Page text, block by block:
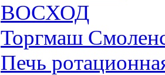
ВОСХОД
Торгмаш
Печь